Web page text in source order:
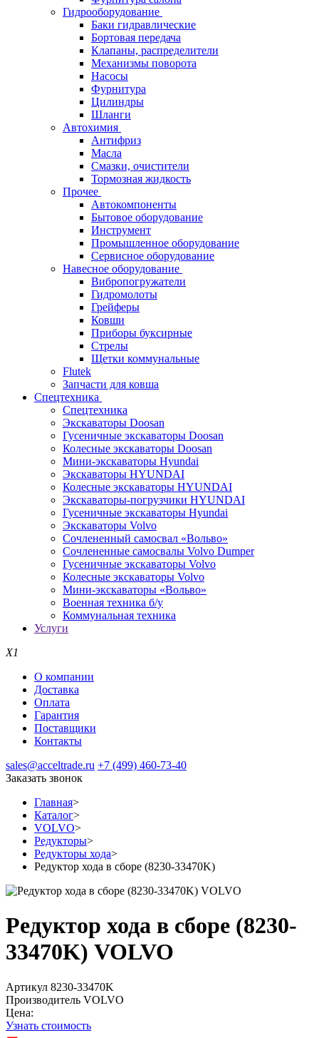
Гидрооборудование
Баки гидравлические
Бортовая передача
Клапаны, распределители
Механизмы поворота
Насосы
Фурнитура
Цилиндры
Шланги
Автохимия
Антифриз
Масла
Смазки, очистители
Тормозная жидкость
Прочее
Автокомпоненты
Бытовое оборудование
Инструмент
Промышленное оборудование
Сервисное оборудование
Навесное оборудование
Вибропогружатели
Гидромолоты
Грейферы
Ковши
Приборы буксирные
Стрелы
Щетки коммунальные
Flutek
Запчасти для ковша
Спецтехника
Спецтехника
Экскаваторы Doosan
Гусеничные экскаваторы Doosan
Колесные экскаваторы Doosan
Мини-экскаваторы Hyundai
Экскаваторы HYUNDAI
Колесные экскаваторы HYUNDAI
Экскаваторы-погрузчики HYUNDAI
Гусеничные экскаваторы Hyundai
Экскаваторы Volvo
Сочлененный самосвал «Вольво»
Сочлененные самосвалы Volvo Dumper
Гусеничные экскаваторы Volvo
Колесные экскаваторы Volvo
Мини-экскаваторы «Вольво»
Военная техника б/у
Коммунальная техника
Услуги
X1
О компании
Доставка
Оплата
Гарантия
Поставщики
Контакты
sales@acceltrade.ru +7 (499) 460-73-40
Заказать звонок
Главная>
Каталог>
VOLVO>
Редукторы>
Редукторы хода>
Редуктор хода в сборе (8230-33470K)
Редуктор хода в сборе (8230-
33470K) VOLVO
Артикул 8230-33470K
Производитель VOLVO
Цена:
Узнать стоимость